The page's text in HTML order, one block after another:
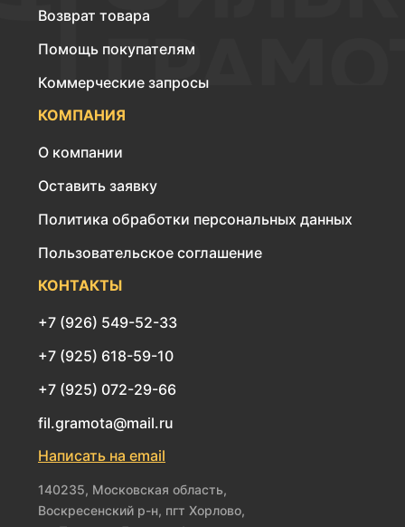
Возврат товара
Помощь покупателям
Коммерческие запросы
КОМПАНИЯ
О компании
Оставить заявку
Политика обработки персональных данных
Пользовательское соглашение
КОНТАКТЫ
+7 (926) 549-52-33
+7 (925) 618-59-10
+7 (925) 072-29-66
fil.gramota@mail.ru
Написать на email
140235, Московская область,
Воскресенский р-н, пгт Хорлово,